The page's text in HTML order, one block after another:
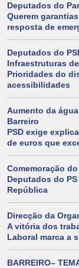
Deputados do
Querem
resposta de
Deputados do
Infraestruturas
Prioridades do
acessibilidades
Aumento da
Barreiro
PSD exige
de euros que
Comemoração
Deputados do
República
Direcção da
A vitória dos
Laboral marca a
BARREIRO–